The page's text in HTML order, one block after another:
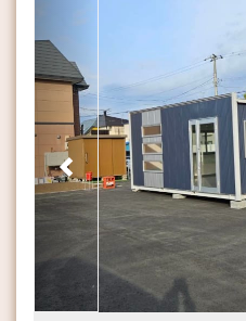
Previous